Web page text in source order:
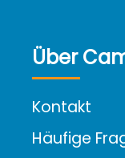
Über
Kontakt
Häufige